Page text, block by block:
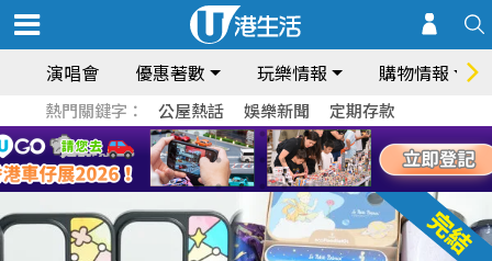
演唱會 優惠著數 玩樂情報 購物情報
熱門關鍵字： 公屋熱話 娛樂新聞 定期存款